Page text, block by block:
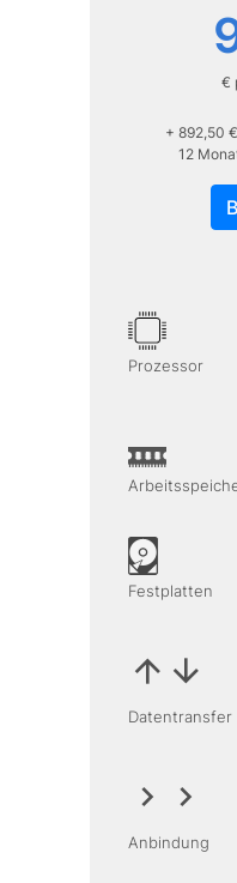
€
+ 892,50
12
Prozessor
Festplatten
Datentransfer
Anbindung